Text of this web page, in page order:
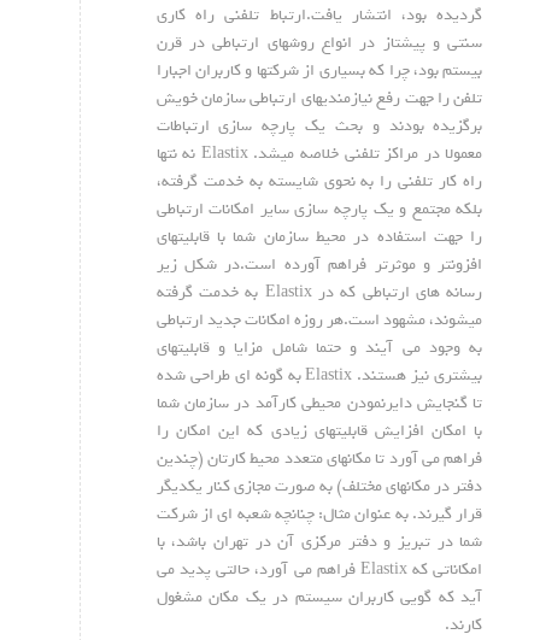
گردیده بود، انتشار یافت.ارتباط تلفنی راه کاری
سنتی و پیشتاز در انواع روشهای ارتباطی در قرن
بیستم بود، چرا که بسیاری از شرکتها و کاربران اجبارا
تلفن را جهت رفع نیازمندیهای ارتباطی سازمان خویش
برگزیده بودند و بحث یک پارچه سازی ارتباطات
معمولا در مراکز تلفنی خلاصه میشد. Elastix نه نتها
راه کار تلفنی را به نحوی شایسته به خدمت گرفته،
بلکه مجتمع و یک پارچه سازی سایر امکانات ارتباطی
را جهت استفاده در محیط سازمان شما با قابلیتهای
افزونتر و موثرتر فراهم آورده است.در شکل زیر
رسانه های ارتباطی که در Elastix به خدمت گرفته
میشوند، مشهود است.هر روزه امکانات جدید ارتباطی
به وجود می آیند و حتما شامل مزایا و قابلیتهای
بیشتری نیز هستند. Elastix به گونه ای طراحی شده
تا گنجایش دایرنمودن محیطی کارآمد در سازمان شما
با امکان افزایش قابلیتهای زیادی که این امکان را
فراهم می آورد تا مکانهای متعدد محیط کارتان (چندین
دفتر در مکانهای مختلف) به صورت مجازی کنار یکدیگر
قرار گیرند. به عنوان مثال: چنانچه شعبه ای از شرکت
شما در تبریز و دفتر مرکزی آن در تهران باشد، با
امکاناتی که Elastix فراهم می آورد، حالتی پدید می
آید که گویی کاربران سیستم در یک مکان مشغول
کارند.